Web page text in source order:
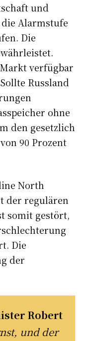
und
Alarmstufe
Die
verfügbar
Russland
ohne
den gesetzlich
90 Prozent
North
der regulären
somit gestört,
Die
der
Robert
und der